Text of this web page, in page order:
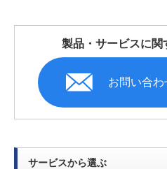
製品・サービスに関
お問い合わ
サービスから選ぶ